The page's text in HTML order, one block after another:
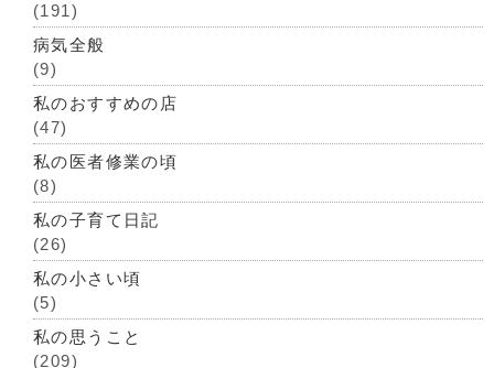
(191)
病気全般
(9)
私のおすすめの店
(47)
私の医者修業の頃
(8)
私の子育て日記
(26)
私の小さい頃
(5)
私の思うこと
(209)